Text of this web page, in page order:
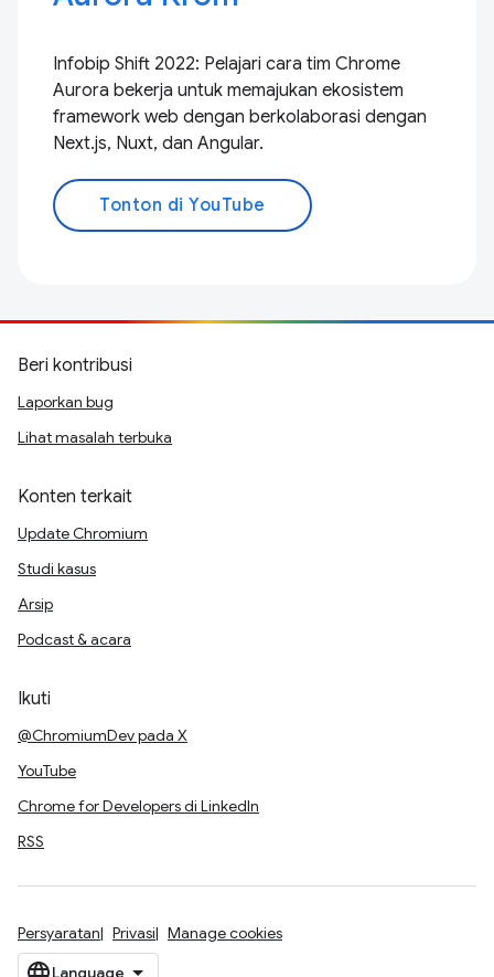
Infobip Shift 2022: Pelajari cara tim Chrome
Aurora bekerja untuk memajukan ekosistem
framework web dengan berkolaborasi dengan
Next.js, Nuxt, dan Angular.
Tonton di YouTube
Beri kontribusi
Laporkan bug
Lihat masalah terbuka
Konten terkait
Update Chromium
Studi kasus
Arsip
Podcast & acara
Ikuti
@ChromiumDev pada X
YouTube
Chrome for Developers di LinkedIn
RSS
Persyaratan Privasi Manage cookies